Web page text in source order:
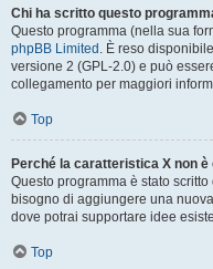
Chi ha scritto questo
Questo programma (nella sua
phpBB Limited . È reso
versione 2 (GPL-2.0) e può
collegamento per maggiori
Top
Perché la caratteristica X non è
Questo programma è stato
bisogno di aggiungere una
dove potrai supportare idee
Top